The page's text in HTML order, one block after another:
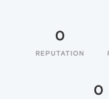
0
REPUTATION
0